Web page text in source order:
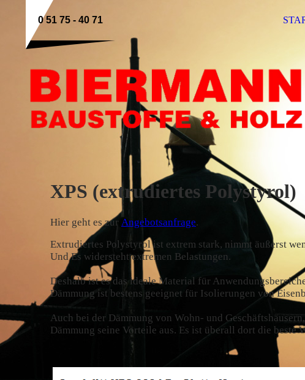
0 51 75 - 40 71
XPS (extrudiertes Polystyrol)
Hier geht es zur Angebotsanfrage.
Extrudiertes Polystyrol ist extrem stark, nimmt äußerst
Und Es widersteht extremen Belastungen.
Deshalb ist es das ideale Material für
Dämmung ist bestens geeignet für Isolierungen von
Auch bei der Dämmung von Wohn- und
Dämmung seine Vorteile aus. Es ist überall dort die beste